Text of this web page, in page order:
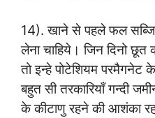
14). खाने से पहले फल
लेना चाहिये। जिन दिनो छूत
तो इन्हे पोटेशियम परमैगनेट
बहुत सी तरकारियाँ गन्दी
के कीटाणु रहने की आशंका